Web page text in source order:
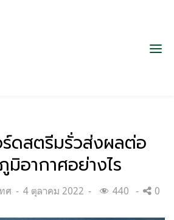
ดสตรีมรั่วส่งผลต่อ
อากาศอย่างไร
ศ
Posted
4 ตุลาคม 2022 440 0